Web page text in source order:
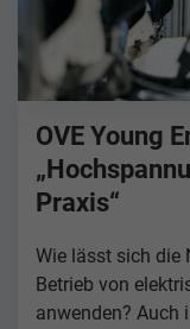
OVE Young
Praxis“
Wie lässt sich die
Betrieb von
anwenden? Auch